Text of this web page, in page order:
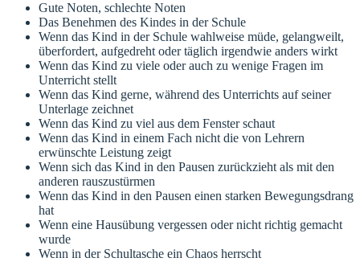
Gute Noten, schlechte Noten
Das Benehmen des Kindes in der Schule
Wenn das Kind in der Schule wahlweise müde, gelangweilt,
überfordert, aufgedreht oder täglich irgendwie anders wirkt
Wenn das Kind zu viele oder auch zu wenige Fragen im
Unterricht stellt
Wenn das Kind gerne, während des Unterrichts auf seiner
Unterlage zeichnet
Wenn das Kind zu viel aus dem Fenster schaut
Wenn das Kind in einem Fach nicht die von Lehrern
erwünschte Leistung zeigt
Wenn sich das Kind in den Pausen zurückzieht als mit den
anderen rauszustürmen
Wenn das Kind in den Pausen einen starken Bewegungsdrang
hat
Wenn eine Hausübung vergessen oder nicht richtig gemacht
wurde
Wenn in der Schultasche ein Chaos herrscht